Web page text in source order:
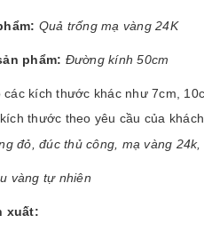
Quả trống mạ vàng 24K
phẩm: Đường kính 50cm
các kích thước khác như 7cm,
thước theo yêu cầu của
đỏ, đúc thủ công, mạ vàng
vàng tự nhiên
sản xuất: